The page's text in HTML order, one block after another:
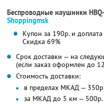
Беспроводные наушники
Shoppingmsk
Купон за 190р. и
Скидка 69%
Срок доставки — на
(если заказ оформлен до
Стоимость доставки:
в пределах МКАД —
за МКАД до 5 км — 500р.